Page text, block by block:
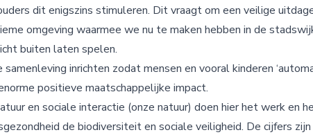
dit enigszins stimuleren. Dit vraagt om een veilige
omgeving waarmee we nu te maken hebben in de
buiten laten spelen.
samenleving inrichten zodat mensen en vooral kinderen
positieve maatschappelijke impact.
en sociale interactie (onze natuur) doen hier het werk en
de biodiversiteit en sociale veiligheid. De cijfers